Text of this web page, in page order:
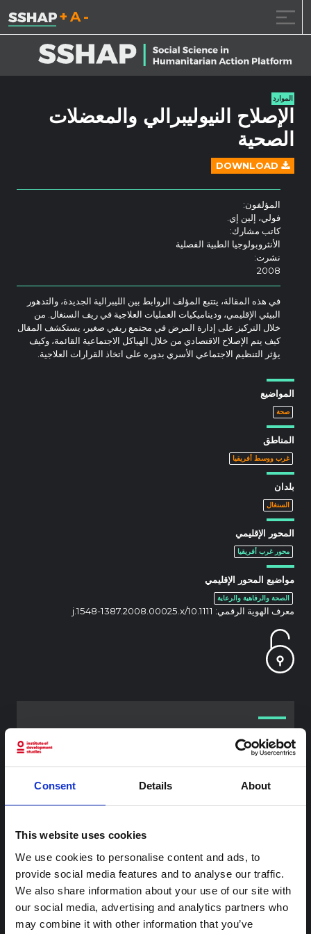
Consent Details About
This website uses cookies
We use cookies to personalise content and ads, to
provide social media features and to analyse our traffic.
We also share information about your use of our site with
our social media, advertising and analytics partners who
may combine it with other information that you’ve
تقليل حجم الخط.
إعادة ضبط حجم
زيادة حجم
الموارد
الإصلاح النيوليبرالي والمعضلات
الصحية
DOWNLOAD
المؤلفون:
فولي، إلين إي.
كاتب مشارك:
الأنثروبولوجيا الطبية الفصلية
نشرت:
2008
في هذه المقالة، يتتبع المؤلف الروابط بين الليبرالية الجديدة، والتدهور
البيئي الإقليمي، وديناميكيات العمليات العلاجية في ريف السنغال. من
خلال التركيز على إدارة المرض في مجتمع ريفي صغير، يستكشف المقال
كيف يتم الإصلاح الاقتصادي من خلال الهياكل الاجتماعية القائمة، وكيف
يؤثر التنظيم الاجتماعي الأسري بدوره على اتخاذ القرارات العلاجية.
المواضيع
صحة
المناطق
غرب ووسط أفريقيا
بلدان
السنغال
المحور الإقليمي
محور غرب أفريقيا
مواضيع المحور الإقليمي
الصحة والرفاهية والرعاية
معرف الهوية الرقمي: 10.1111/j.1548-1387.2008.00025.x
محتوى ذو صلة
ملاحظة سياقية: ممارسات الجنازة في إيتوري
هذه المذكرة هي الثانية التي ينتجها "التجمع من أجل إيتوري"، وهي
معلومات سياقية للاستجابة لتفشي إيبولا بونديبوغيو في إيتوري،
هال للعلوم المفتوحة
2026
شرط
ملاحظة سياقية حول تفشي إيبولا بونديبوغيو
في إيتوري (2026)